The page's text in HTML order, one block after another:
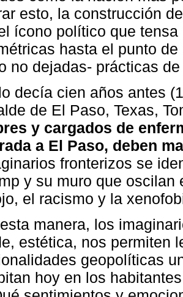
esto, la construcción
ícono político que
hasta el punto
no dejadas- prácticas
decía cien años antes
de El Paso, Texas,
y cargados de
a El Paso, deben
fronterizos se
y su muro que
el racismo y la
manera, los
estética, nos permiten
geopolíticas
hoy en los